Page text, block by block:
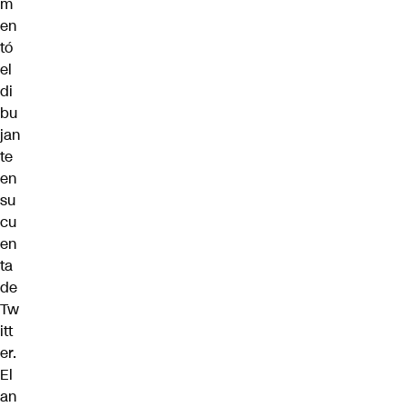
en
tó
el
di
bu
jan
te
en
su
cu
en
ta
de
Tw
itt
er.
El
an